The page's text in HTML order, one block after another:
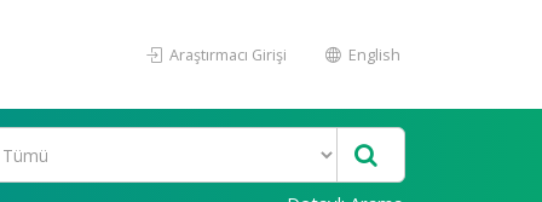
Araştırmacı Girişi English